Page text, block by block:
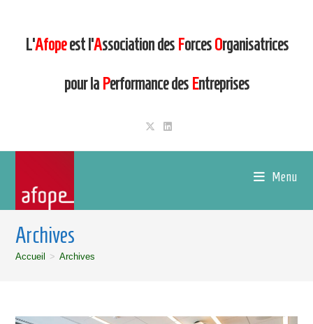
L’Afopeest l’Association des ForcesOrganisatrices
pour la Performance des Entreprises
Menu
Archives
Accueil > Archives